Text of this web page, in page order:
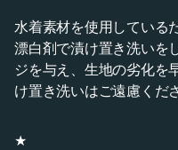
水着素材を使用している
漂白剤で漬け置き洗いを
ジを与え、生地の劣化を
け置き洗いはご遠慮くだ
★